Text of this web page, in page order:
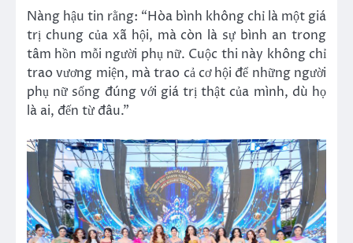
Nàng hậu tin rằng: “Hòa bình không chỉ là một giá
trị chung của xã hội, mà còn là sự bình an trong
tâm hồn mỗi người phụ nữ. Cuộc thi này không chỉ
trao vương miện, mà trao cả cơ hội để những người
phụ nữ sống đúng với giá trị thật của mình, dù họ
là ai, đến từ đâu.”